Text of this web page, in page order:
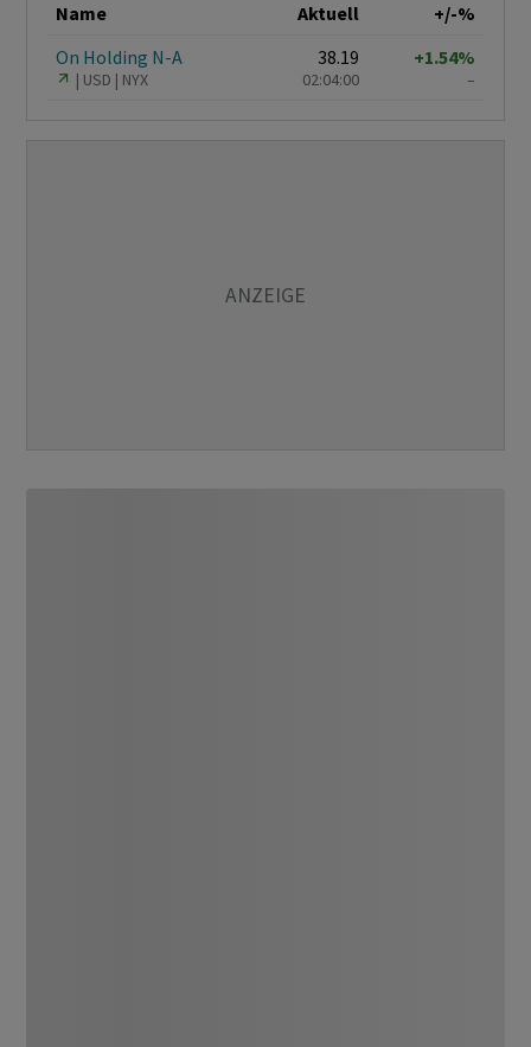
Name Aktuell
+/-%
On Holding N-A
USD NYX
38.19
02:04:00
+1.54%
–